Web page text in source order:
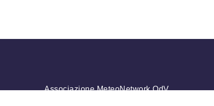
Associazione MeteoNetwork OdV